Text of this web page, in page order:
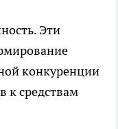
Эти
конкуренции
к средствам